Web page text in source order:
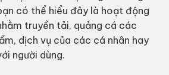
có thể hiểu đây là hoạt động
truyền tải, quảng cá các
dịch vụ của các cá nhân hay
người dùng.